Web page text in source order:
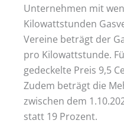
Unternehmen mit
Kilowattstunden
Vereine beträgt der
pro Kilowattstunde.
gedeckelte Preis 9,5
Zudem beträgt die
zwischen dem
statt 19 Prozent.